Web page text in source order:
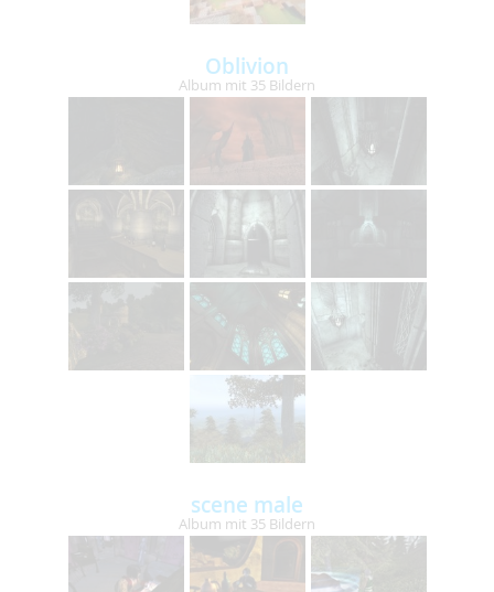
Oblivion
Album mit 35 Bildern
scene male
Album mit 35 Bildern